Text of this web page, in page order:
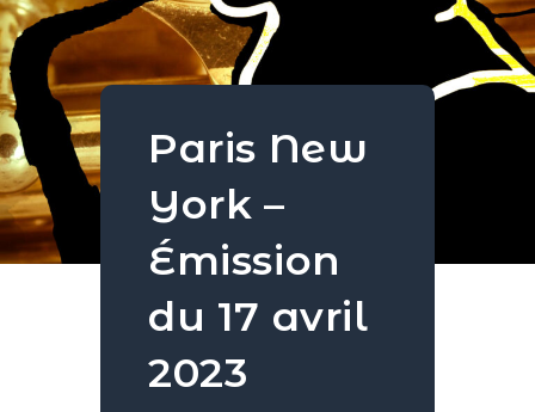
Paris New
York –
Émission
du 17 avril
2023